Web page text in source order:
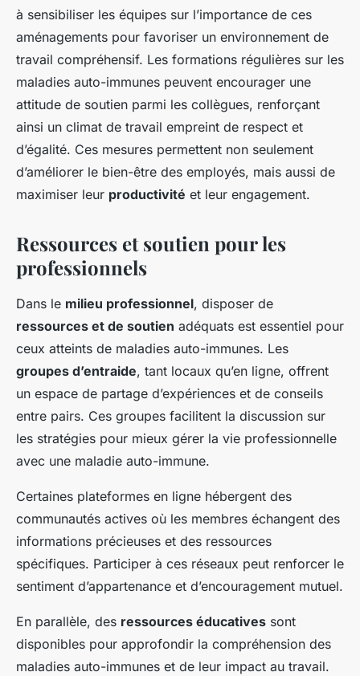
à sensibiliser les équipes sur l’importance de ces
aménagements pour favoriser un environnement de
travail compréhensif. Les formations régulières sur les
maladies auto-immunes peuvent encourager une
attitude de soutien parmi les collègues, renforçant
ainsi un climat de travail empreint de respect et
d’égalité. Ces mesures permettent non seulement
d’améliorer le bien-être des employés, mais aussi de
maximiser leur productivité et leur engagement.
Ressources et soutien pour les
professionnels
Dans le milieu professionnel, disposer de
ressources et de soutien adéquats est essentiel pour
ceux atteints de maladies auto-immunes. Les
groupes d’entraide, tant locaux qu’en ligne, offrent
un espace de partage d’expériences et de conseils
entre pairs. Ces groupes facilitent la discussion sur
les stratégies pour mieux gérer la vie professionnelle
avec une maladie auto-immune.
Certaines plateformes en ligne hébergent des
communautés actives où les membres échangent des
informations précieuses et des ressources
spécifiques. Participer à ces réseaux peut renforcer le
sentiment d’appartenance et d’encouragement mutuel.
En parallèle, des ressources éducatives sont
disponibles pour approfondir la compréhension des
maladies auto-immunes et de leur impact au travail.